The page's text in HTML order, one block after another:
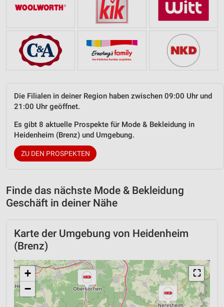
Die Filialen in deiner Region haben zwischen 09:00 Uhr und
21:00 Uhr geöffnet.
Es gibt 8 aktuelle Prospekte für Mode & Bekleidung in
Heidenheim (Brenz) und Umgebung.
ZU DEN PROSPEKTEN
Finde das nächste Mode & Bekleidung
Geschäft in deiner Nähe
Karte der Umgebung von Heidenheim
(Brenz)
⛶
+
−